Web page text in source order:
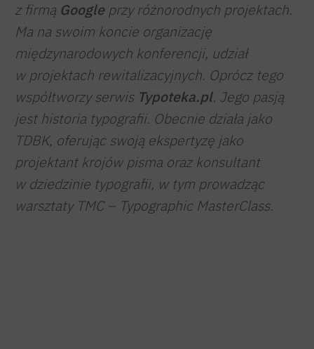
z firmą Googleprzy różnorodnych projektach.
Ma na swoim koncie organizację
międzynarodowych konferencji, udział
w projektach rewitalizacyjnych. Oprócz tego
współtworzy serwis Typoteka.pl. Jego pasją
jest historia typografii. Obecnie działa jako
TDBK, oferując swoją ekspertyzę jako
projektant krojów pisma oraz konsultant
w dziedzinie typografii, w tym prowadząc
warsztaty TMC – Typographic MasterClass.